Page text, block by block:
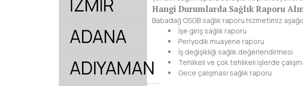
İZMİR
ADANA
ADIYAMAN
Hangi Durumlarda Sağlık Raporu
Babadağ OSGB sağlık raporu hizmetimiz
İşe giriş sağlık raporu
Periyodik muayene raporu
İş değişikliği sağlık değerlendirmesi
Tehlikeli ve çok tehlikeli işlerde
Gece çalışması sağlık raporu